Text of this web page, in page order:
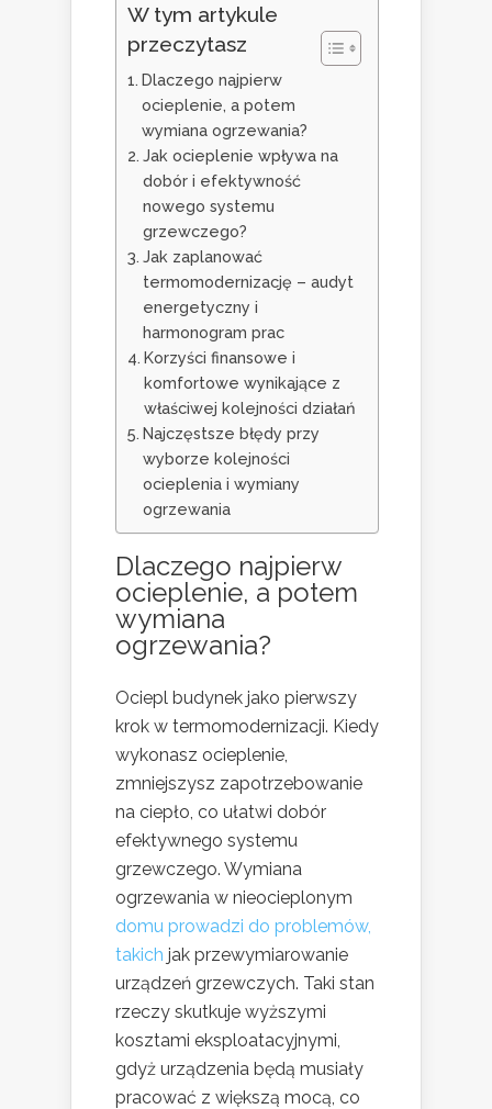
W tym artykule
przeczytasz
Dlaczego najpierw
ocieplenie, a potem
wymiana ogrzewania?
Jak ocieplenie wpływa na
dobór i efektywność
nowego systemu
grzewczego?
Jak zaplanować
termomodernizację – audyt
energetyczny i
harmonogram prac
Korzyści finansowe i
komfortowe wynikające z
właściwej kolejności działań
Najczęstsze błędy przy
wyborze kolejności
ocieplenia i wymiany
ogrzewania
Dlaczego najpierw
ocieplenie, a potem
wymiana
ogrzewania?
Ociepl budynek jako pierwszy
krok w termomodernizacji. Kiedy
wykonasz ocieplenie,
zmniejszysz zapotrzebowanie
na ciepło, co ułatwi dobór
efektywnego systemu
grzewczego. Wymiana
ogrzewania w nieocieplonym
domu prowadzi do problemów,
takich jak przewymiarowanie
urządzeń grzewczych. Taki stan
rzeczy skutkuje wyższymi
kosztami eksploatacyjnymi,
gdyż urządzenia będą musiały
pracować z większą mocą, co